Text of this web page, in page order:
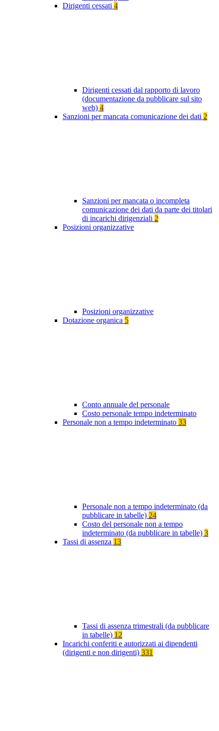
Dirigenti cessati 4
Dirigenti cessati dal rapporto di lavoro
(documentazione da pubblicare sul sito
web) 4
Sanzioni per mancata comunicazione dei dati 2
Sanzioni per mancata o incompleta
comunicazione dei dati da parte dei titolari
di incarichi dirigenziali 2
Posizioni organizzative
Posizioni organizzative
Dotazione organica 5
Conto annuale del personale
Costo personale tempo indeterminato
Personale non a tempo indeterminato 33
Personale non a tempo indeterminato (da
pubblicare in tabelle) 24
Costo del personale non a tempo
indeterminato (da pubblicare in tabelle) 3
Tassi di assenza 13
Tassi di assenza trimestrali (da pubblicare
in tabelle) 12
Incarichi conferiti e autorizzati ai dipendenti
(dirigenti e non dirigenti) 331